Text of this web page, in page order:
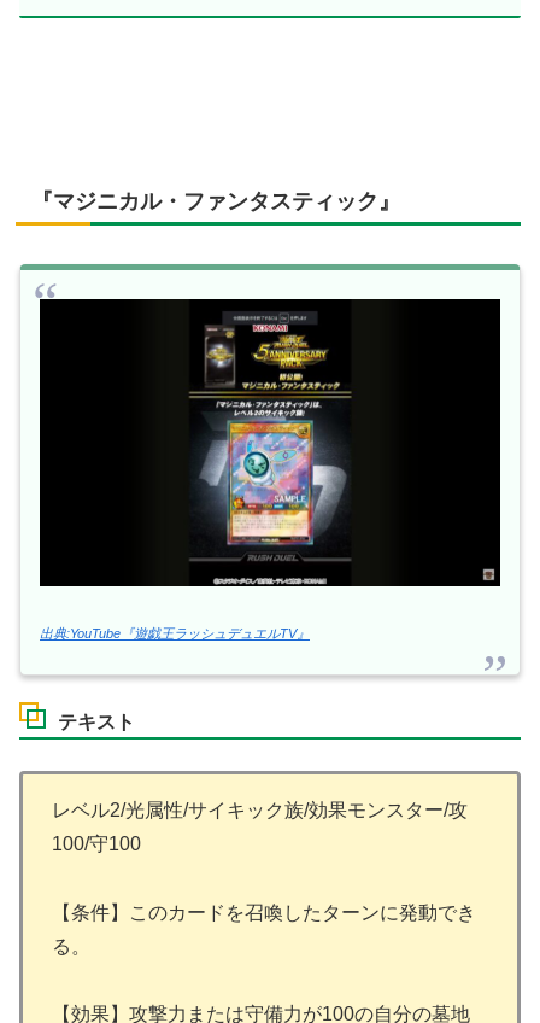
『マジニカル・ファンタスティック』
出典:YouTube『遊戯王ラッシュデュエルTV』
テキスト
レベル2/光属性/サイキック族/効果モンスター/攻
100/守100
【条件】このカードを召喚したターンに発動でき
る。
【効果】攻撃力または守備力が100の自分の墓地